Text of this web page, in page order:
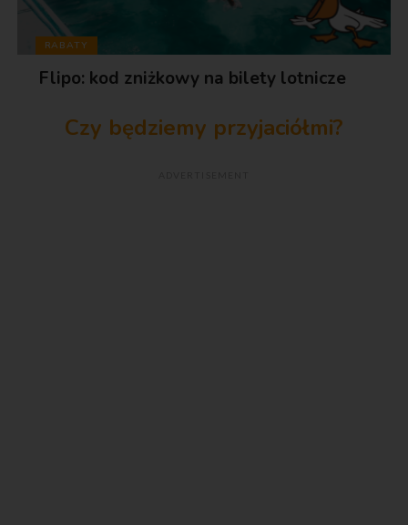
RABATY
Flipo: kod zniżkowy na bilety lotnicze
Czy będziemy przyjaciółmi?